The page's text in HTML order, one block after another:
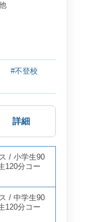
#不登校
詳細
/小学生90
120分コー
/中学生90
120分コー